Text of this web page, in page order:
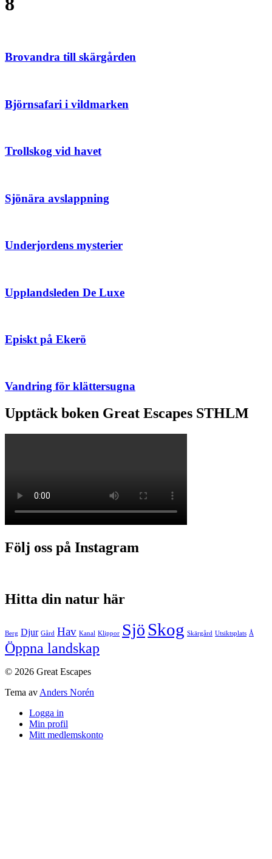
Brovandra till skärgården
Björnsafari i vildmarken
Trollskog vid havet
Sjönära avslappning
Underjordens mysterier
Upplandsleden De Luxe
Episkt på Ekerö
Vandring för klättersugna
Upptäck boken Great Escapes STHLM
Följ oss på Instagram
Hitta din natur här
Berg Djur Gård Hav Kanal Klippor Sjö Skog Skärgård Utsiktsplats Å
Öppna landskap
© 2026 Great Escapes
Tema av Anders Norén
Logga in
Min profil
Mitt medlemskonto